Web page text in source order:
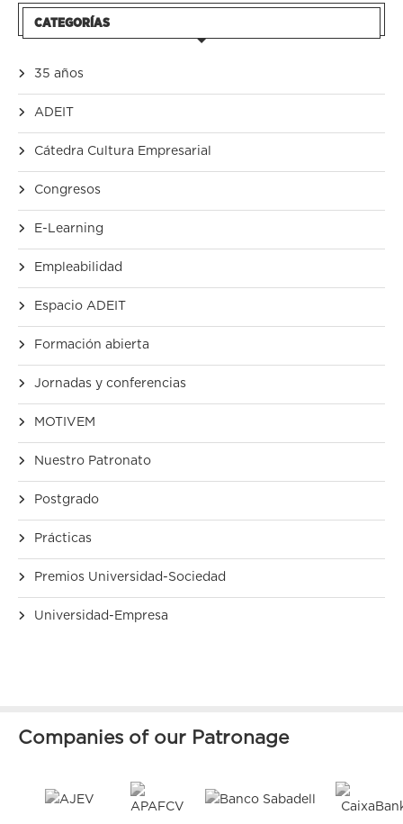
CATEGORÍAS
35 años
ADEIT
Cátedra Cultura Empresarial
Congresos
E-Learning
Empleabilidad
Espacio ADEIT
Formación abierta
Jornadas y conferencias
MOTIVEM
Nuestro Patronato
Postgrado
Prácticas
Premios Universidad-Sociedad
Universidad-Empresa
Companies of our Patronage